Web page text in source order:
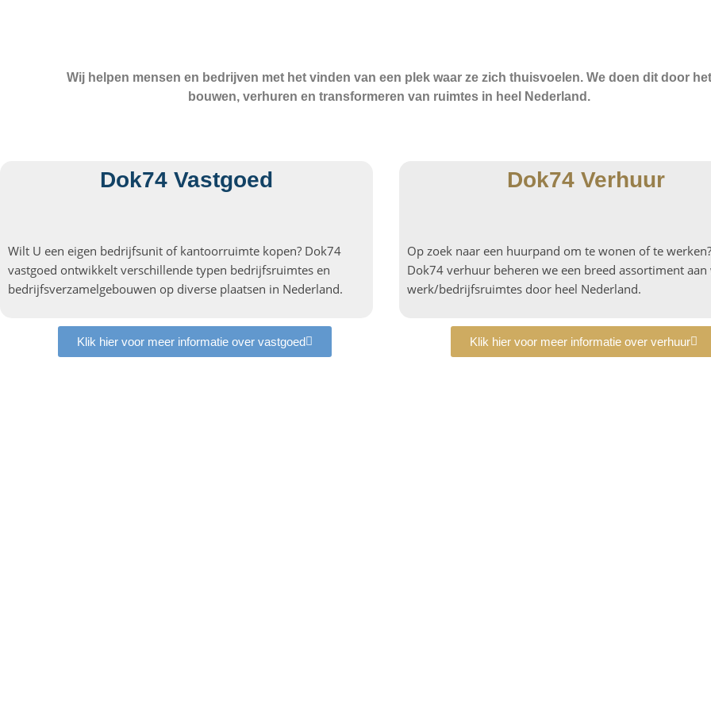
Wij helpen mensen en bedrijven met het vinden van een plek waar ze zich thuisvoelen. We doen dit door het
bouwen, verhuren en transformeren van ruimtes in heel Nederland.
Dok74 Vastgoed
Wilt U een eigen bedrijfsunit of kantoorruimte kopen? Dok74
vastgoed ontwikkelt verschillende typen bedrijfsruimtes en
bedrijfsverzamelgebouwen op diverse plaatsen in Nederland.
Dok74 Verhuur
Op zoek naar een huurpand om te wonen of te
Dok74 verhuur beheren we een breed assortiment aan
werk/bedrijfsruimtes door heel Nederland.
Klik hier voor meer informatie over vastgoed Klik hier voor meer informatie over verhuur